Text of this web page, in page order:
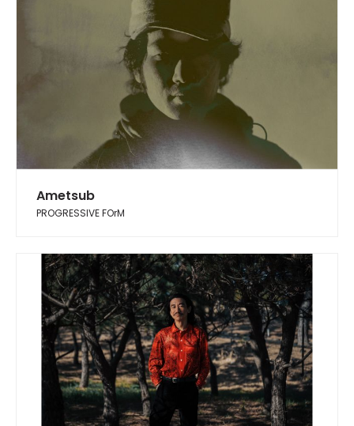
Ametsub
PROGRESSIVE FOrM